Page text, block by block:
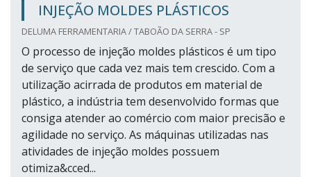
INJEÇÃO MOLDES PLÁSTICOS
DELUMA FERRAMENTARIA / TABOÃO DA SERRA - SP
O processo de injeção moldes plásticos é um tipo
de serviço que cada vez mais tem crescido. Com a
utilização acirrada de produtos em material de
plástico, a indústria tem desenvolvido formas que
consiga atender ao comércio com maior precisão e
agilidade no serviço. As máquinas utilizadas nas
atividades de injeção moldes possuem
otimiza&cced...